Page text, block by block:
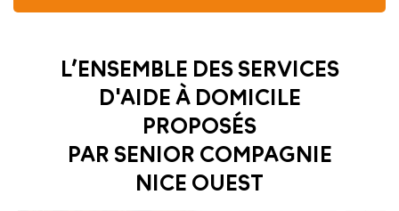
L’ENSEMBLE DES SERVICES
D'AIDE À DOMICILE
PROPOSÉS
PAR SENIOR COMPAGNIE
NICE OUEST